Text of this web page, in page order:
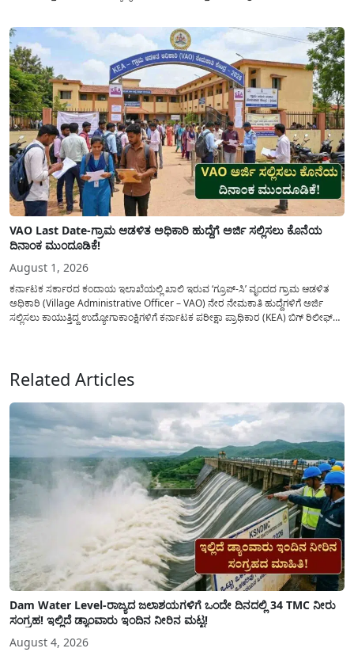
VAO Last Date-ಗ್ರಾಮ ಆಡಳಿತ ಅಧಿಕಾರಿ ಹುದ್ದೆಗೆ ಅರ್ಜಿ ಸಲ್ಲಿಸಲು ಕೊನೆಯ
ದಿನಾಂಕ ಮುಂದೂಡಿಕೆ!
August 1, 2026
ಕರ್ನಾಟಕ ಸರ್ಕಾರದ ಕಂದಾಯ ಇಲಾಖೆಯಲ್ಲಿ ಖಾಲಿ ಇರುವ ‘ಗ್ರೂಪ್-ಸಿ’ ವೃಂದದ ಗ್ರಾಮ ಆಡಳಿತ
ಅಧಿಕಾರಿ (Village Administrative Officer – VAO) ನೇರ ನೇಮಕಾತಿ ಹುದ್ದೆಗಳಿಗೆ ಅರ್ಜಿ
ಸಲ್ಲಿಸಲು ಕಾಯುತ್ತಿದ್ದ ಉದ್ಯೋಗಾಕಾಂಕ್ಷಿಗಳಿಗೆ ಕರ್ನಾಟಕ ಪರೀಕ್ಷಾ ಪ್ರಾಧಿಕಾರ (KEA) ಬಿಗ್ ರಿಲೀಫ್
Related Articles
Dam Water Level-ರಾಜ್ಯದ ಜಲಾಶಯಗಳಿಗೆ ಒಂದೇ ದಿನದಲ್ಲಿ 34 TMC ನೀರು
ಸಂಗ್ರಹ! ಇಲ್ಲಿದೆ ಡ್ಯಾಂವಾರು ಇಂದಿನ ನೀರಿನ ಮಟ್ಟ!
August 4, 2026